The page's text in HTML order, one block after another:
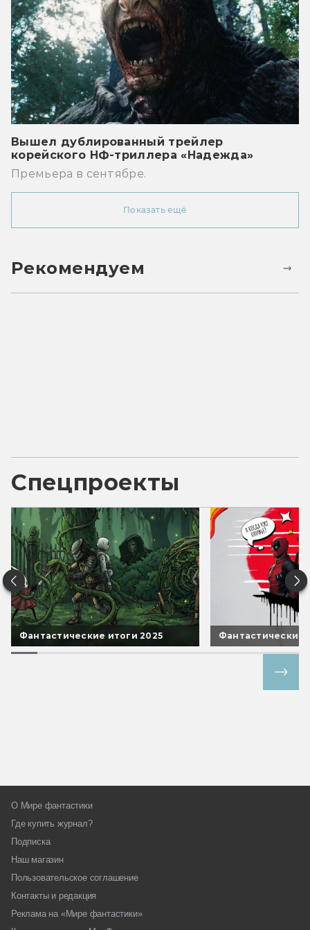
Вышел дублированный трейлер
корейского НФ-триллера «Надежда»
Премьера в сентябре.
Показать ещё
Рекомендуем
Спецпроекты
Фантастические итоги 2025 Фантастические
О Мире фантастики
Где купить журнал?
Подписка
Наш магазин
Пользовательское соглашение
Контакты и редакция
Реклама на «Мире фантастики»